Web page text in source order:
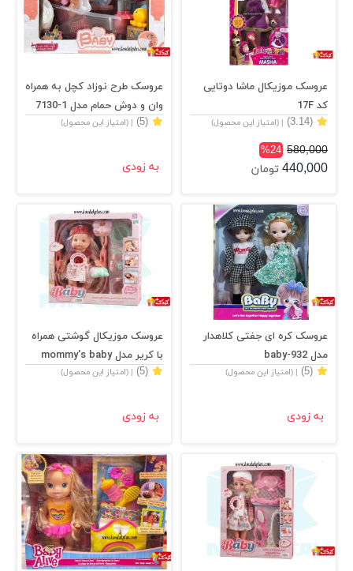
عروسک موزیکال ماشا دوتایی
کد 17F
(3.14)
| (امتیاز این محصول)
580,000
%24
440,000 تومان
عروسک طرح نوزاد کچل به همراه
وان و دوش حمام مدل 1-7130
(5)
| (امتیاز این محصول)
به زودی
عروسک کره ای جفتی کلاهدار
مدل baby-932
(5)
| (امتیاز این محصول)
به زودی
عروسک موزیکال گوشتی همراه
با کریر مدل mommy's baby
(5)
| (امتیاز این محصول)
به زودی